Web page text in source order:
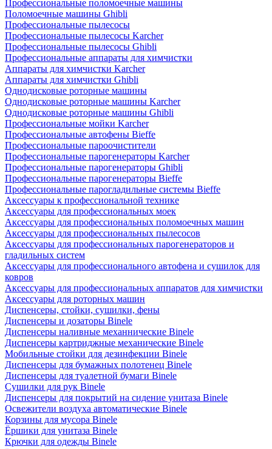
Профессиональные поломоечные машины
Поломоечные машины Ghibli
Профессиональные пылесосы
Профессиональные пылесосы Karcher
Профессиональные пылесосы Ghibli
Профессиональные аппараты для химчистки
Аппараты для химчистки Karcher
Аппараты для химчистки Ghibli
Однодисковые роторные машины
Однодисковые роторные машины Karcher
Однодисковые роторные машины Ghibli
Профессиональные мойки Karcher
Профессиональные автофены Bieffe
Профессиональные пароочистители
Профессиональные парогенераторы Karcher
Профессиональные парогенераторы Ghibli
Профессиональные парогенераторы Bieffe
Профессиональные парогладильные системы Bieffe
Аксессуары к профессиональной технике
Аксессуары для профессиональных моек
Аксессуары для профессиональных поломоечных машин
Аксессуары для профессиональных пылесосов
Аксессуары для профессиональных парогенераторов и
гладильных систем
Аксессуары для профессионального автофена и сушилок для
ковров
Аксессуары для профессиональных аппаратов для химчистки
Аксессуары для роторных машин
Диспенсеры, стойки, сушилки, фены
Диспенсеры и дозаторы Binele
Диспенсеры наливные механнические Binele
Диспенсеры картриджные механические Binele
Мобильные стойки для дезинфекции Binele
Диспенсеры для бумажных полотенец Binele
Диспенсеры для туалетной бумаги Binele
Сушилки для рук Binele
Диспенсеры для покрытий на сидение унитаза Binele
Освежители воздуха автоматические Binele
Корзины для мусора Binele
Ёршики для унитаза Binele
Крючки для одежды Binele